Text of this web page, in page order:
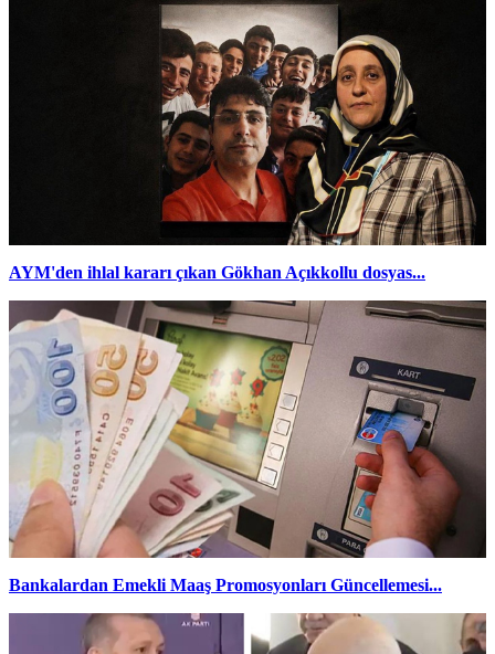
AYM'den ihlal kararı çıkan Gökhan Açıkkollu dosyas...
Bankalardan Emekli Maaş Promosyonları Güncellemesi...